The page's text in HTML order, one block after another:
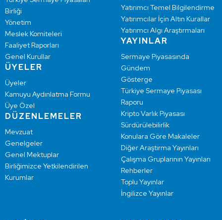
Birliği
Yönetim
Meslek Komiteleri
Faaliyet Raporları
Genel Kurullar
ÜYELER
Üyeler
Kamuyu Aydınlatma Formu
Üye Özel
DÜZENLEMELER
Mevzuat
Genelgeler
Genel Mektuplar
Birliğimizce Yetkilendirilen
Kurumlar
Yatırımcı Temel Bilgilendirme
Yatırımcılar İçin Altın Kurallar
Yatırımcı Algı Araştırmaları
YAYINLAR
Sermaye Piyasasında
Gündem
Gösterge
Türkiye Sermaye Piyasası
Raporu
Kripto Varlık Piyasası
Sürdürülebilirlik
Konulara Göre Makaleler
Diğer Araştırma Yayınları
Çalışma Gruplarının Yayınları
Rehberler
Toplu Yayınlar
İngilizce Yayınlar